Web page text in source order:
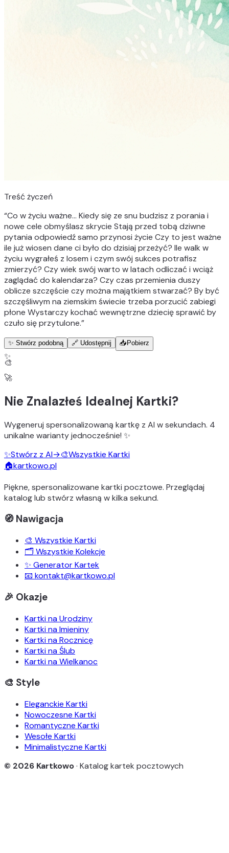
Treść życzeń
“Co w życiu ważne… Kiedy się ze snu budzisz z porania i
nowe cele obmyślasz skrycie Stają przed tobą dziwne
pytania odpowiedź samo przynosi życie Czy to jest ważne
ile już wiosen dane ci było do dzisiaj przeżyć? Ile walk w
życiu wygrałeś z losem i czym swój sukces potrafisz
zmierzyć? Czy wiek swój warto w latach odliczać i wciąż
zaglądać do kalendarza? Czy czas przemienia duszy
oblicze szczęście czy można majątkiem stwarzać? By być
szczęśliwym na ziemskim świecie trzeba porzucić zabiegi
płone Wystarczy kochać wewnętrzne dziecię sprawić by
czuło się przytulone.”
✨ Stwórz podobną 🔗 Udostępnij 📥 Pobierz
✨
🎨
🚀
Nie Znalazłeś Idealnej Kartki?
Wygeneruj spersonalizowaną kartkę z AI w sekundach. 4
unikalne wariantyjednocześnie! ✨
✨Stwórz z AI→🎨Wszystkie Kartki
🏠kartkowo.pl
Piękne, spersonalizowane kartki pocztowe. Przeglądaj
katalog lub stwórz własną w kilka sekund.
🧭 Nawigacja
🎨 Wszystkie Kartki
🗂️ Wszystkie Kolekcje
✨ Generator Kartek
📧 kontakt@kartkowo.pl
🎉 Okazje
Kartki na Urodziny
Kartki na Imieniny
Kartki na Rocznicę
Kartki na Ślub
Kartki na Wielkanoc
🎨 Style
Eleganckie Kartki
Nowoczesne Kartki
Romantyczne Kartki
Wesołe Kartki
Minimalistyczne Kartki
© 2026 Kartkowo· Katalog kartek pocztowych